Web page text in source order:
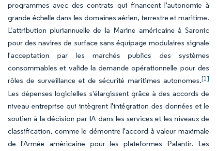
programmes avec des contrats qui financent l'autonomie à
grande échelle dans les domaines aérien, terrestre et maritime.
L'attribution pluriannuelle de la Marine américaine à Saronic
pour des navires de surface sans équipage modulaires signale
l'acceptation par les marchés publics des systèmes
consommables et valide la demande opérationnelle pour des
rôles de surveillance et de sécurité maritimes autonomes.[1]
Les dépenses logicielles s'élargissent grâce à des accords de
niveau entreprise qui intègrent l'intégration des données et le
soutien à la décision par IA dans les services et les niveaux de
classification, comme le démontre l'accord à valeur maximale
de l'Armée américaine pour les plateformes Palantir. Les